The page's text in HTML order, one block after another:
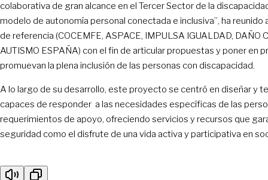
colaborativa de gran alcance en el Tercer Sector de la
modelo de autonomía personal conectada e inclusiva”, ha
de referencia (COCEMFE, ASPACE, IMPULSA IGUALDAD, DAÑO
AUTISMO ESPAÑA) con el fin de articular propuestas y poner en
promuevan la plena inclusión de las personas con discapacidad.
A lo largo de su desarrollo, este proyecto se centró en diseñar y
capaces de responder a las necesidades específicas de las
requerimientos de apoyo, ofreciendo servicios y recursos que
seguridad como el disfrute de una vida activa y participativa en